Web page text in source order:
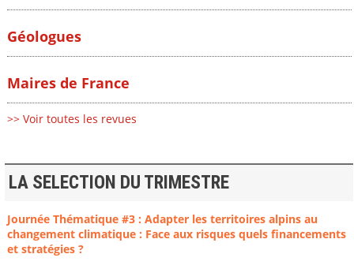
Géologues
Maires de France
>> Voir toutes les revues
LA SELECTION DU TRIMESTRE
Journée Thématique #3 : Adapter les territoires alpins au
changement climatique : Face aux risques quels financements
et stratégies ?